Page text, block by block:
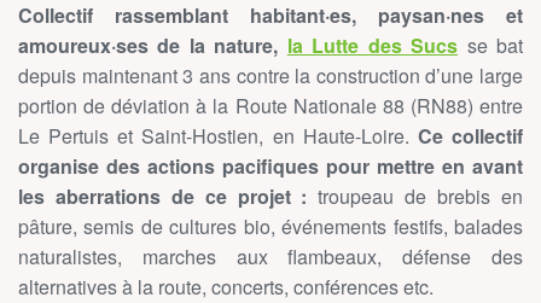
Collectif rassemblant habitant·es, paysan·nes et
amoureux·ses de la nature, la Lutte des Sucs se bat
depuis maintenant 3 ans contre la construction d’une large
portion de déviation à la Route Nationale 88 (RN88) entre
Le Pertuis et Saint-Hostien, en Haute-Loire. Ce collectif
organise des actions pacifiques pour mettre en avant
les aberrations de ce projet : troupeau de brebis en
pâture, semis de cultures bio, événements festifs, balades
naturalistes, marches aux flambeaux, défense des
alternatives à la route, concerts, conférences etc.